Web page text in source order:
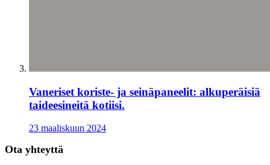
Vaneriset koriste- ja seinäpaneelit: alkuperäisiä
taideesineitä kotiisi.
23 maaliskuun 2024
Ota yhteyttä